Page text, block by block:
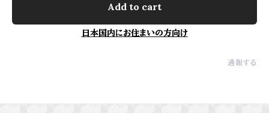
Add to cart
日本国内にお住まいの方向け
通報する